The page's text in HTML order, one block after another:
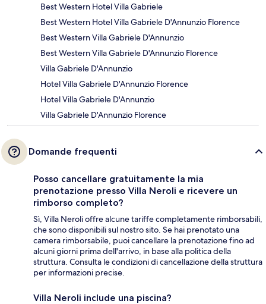
Best Western Hotel Villa Gabriele
Best Western Hotel Villa Gabriele D'Annunzio Florence
Best Western Villa Gabriele D'Annunzio
Best Western Villa Gabriele D'Annunzio Florence
Villa Gabriele D'Annunzio
Hotel Villa Gabriele D'Annunzio Florence
Hotel Villa Gabriele D'Annunzio
Villa Gabriele D'Annunzio Florence
Domande frequenti
Posso cancellare gratuitamente la mia
prenotazione presso Villa Neroli e ricevere un
rimborso completo?
Sì, Villa Neroli offre alcune tariffe completamente rimborsabili,
che sono disponibili sul nostro sito. Se hai prenotato una
camera rimborsabile, puoi cancellare la prenotazione fino ad
alcuni giorni prima dell'arrivo, in base alla politica della
struttura. Consulta le condizioni di cancellazione della struttura
per informazioni precise.
Villa Neroli include una piscina?